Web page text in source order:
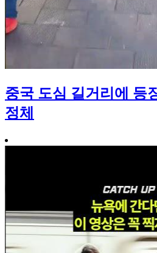
중국 도심 길거리에 등
정체